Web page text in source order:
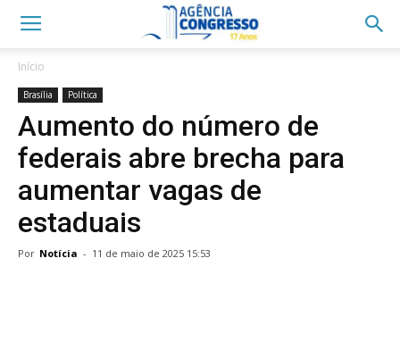
Início
Brasília Política
Aumento do número de
federais abre brecha para
aumentar vagas de
estaduais
Por Notícia - 11 de maio de 2025 15:53